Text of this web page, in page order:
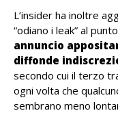
L’insider ha inoltre
“odiano i leak” al
annuncio
diffonde
secondo cui il terzo
ogni volta che
sembrano meno